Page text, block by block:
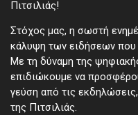
Πιτσιλιάς!
Στόχος μας, η σωστή
κάλυψη των ειδήσεων που
Με τη δύναμη της
επιδιώκουμε να
γεύση από τις
της Πιτσιλιάς.